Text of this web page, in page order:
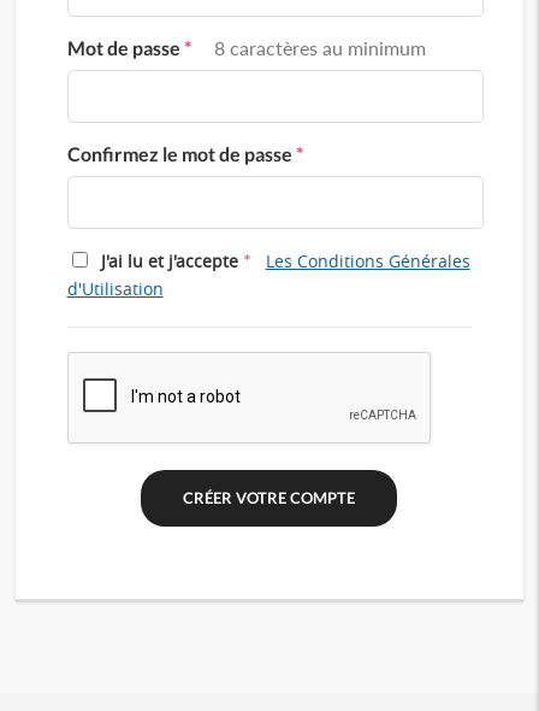
Mot de passe * 8 caractères au minimum
Confirmez le mot de passe *
J'ai lu et j'accepte *
Les Conditions Générales
d'Utilisation